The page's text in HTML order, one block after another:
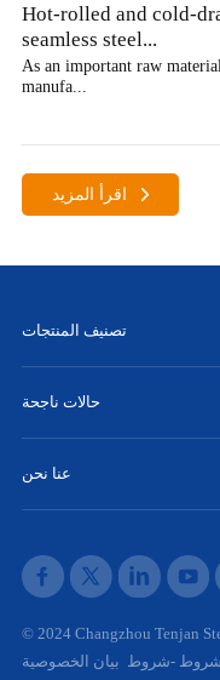
Hot-rolled and cold-
seamless steel...
As an important raw
manufa...
اقرأ المزيد
تصنيف المنتجات
حالات ناجحة
عنا نحن
© 2024 Changzhou Tenjan
بيان الخصوصية شروط -شروط